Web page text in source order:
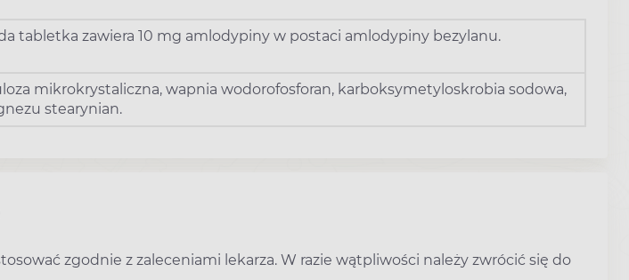
tabletka zawiera 10 mg amlodypiny w postaci amlodypiny bezylanu.
mikrokrystaliczna, wapnia wodorofosforan, karboksymetyloskrobia sodowa,
stearynian.
zgodnie z zaleceniami lekarza. W razie wątpliwości należy zwrócić się do